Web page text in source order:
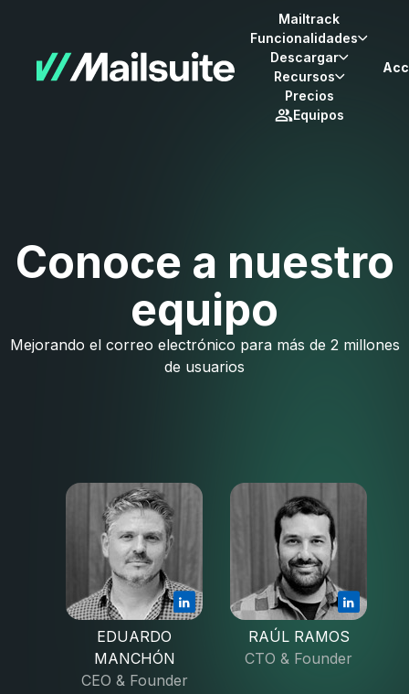
Mailtrack
Funcionalidades
Descargar
Recursos
Precios
Equipos
Conoce a nuestro
equipo
Mejorando el correo electrónico para más de 2 millones
de usuarios
EDUARDO
MANCHÓN
CEO & Founder
RAÚL RAMOS
CTO & Founder